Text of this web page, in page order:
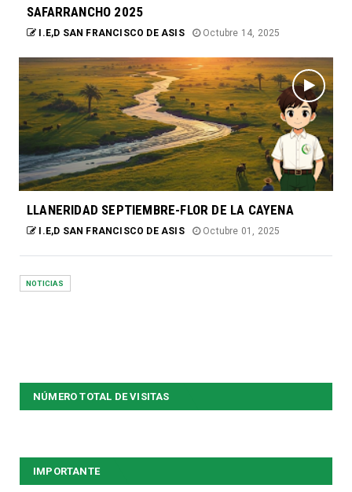
SAFARRANCHO 2025
I.E,D SAN FRANCISCO DE ASIS Octubre 14, 2025
LLANERIDAD SEPTIEMBRE-FLOR DE LA CAYENA
I.E,D SAN FRANCISCO DE ASIS Octubre 01, 2025
NOTICIAS
NÚMERO TOTAL DE VISITAS
IMPORTANTE